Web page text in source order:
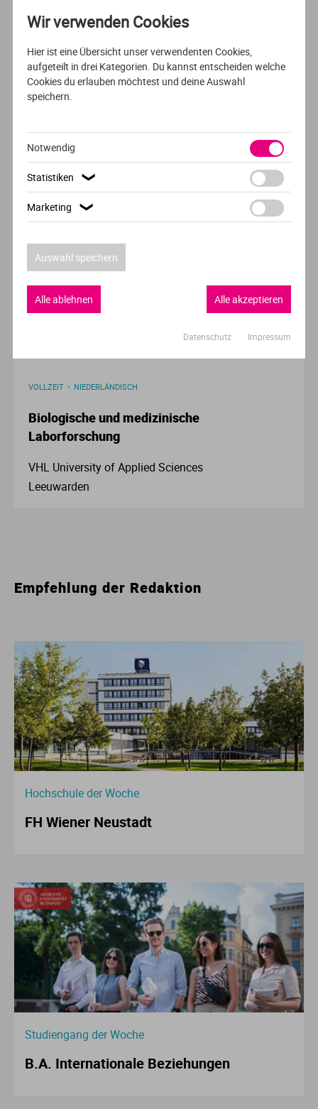
VOLLZEIT NIEDERLÄNDISCH
Chemie
Emmen
VOLLZEIT ENGLISCH
Medical and Pharmaceutical Biotechnology
IMC Krems
Krems
VOLLZEIT NIEDERLÄNDISCH
Biologische und medizinische
Laborforschung
VHL University of Applied Sciences
Leeuwarden
Empfehlung der Redaktion
Hochschule der Woche
FH Wiener Neustadt
Studiengang der Woche
B.A. Internationale Beziehungen
Wir verwenden Cookies
Hier ist eine Übersicht unser verwendenten Cookies,
aufgeteilt in drei Kategorien. Du kannst entscheiden welche
Cookies du erlauben möchtest und deine Auswahl
speichern.
Notwendig
Statistiken ❯
Marketing ❯
Auswahl speichern
Alle akzeptieren
Alle ablehnen
Datenschutz Impressum